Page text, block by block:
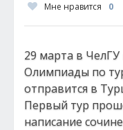
Мне нравится 0
29 марта в ЧелГУ
Олимпиады по
отправится в
Первый тур
написание